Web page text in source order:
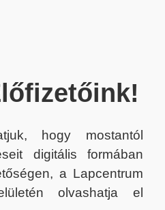
hogy mostantól
digitális formában
a Lapcentrum
olvashatja el